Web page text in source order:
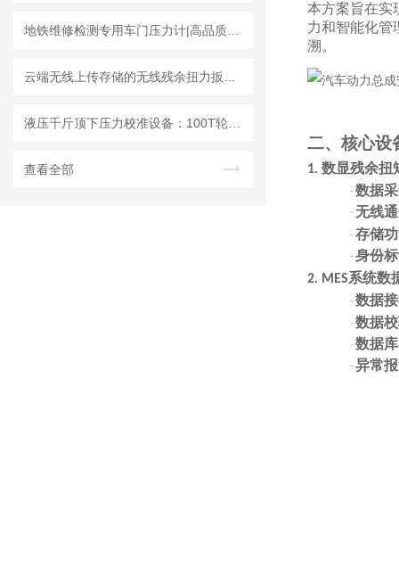
查看全部
本方案旨在实
力和智能化管
溯。
二、核心设
1. 数显残余扭
· 数据
· 无线
· 存储
· 身份
2. MES系统数
· 数据
· 数据
· 数据
· 异常